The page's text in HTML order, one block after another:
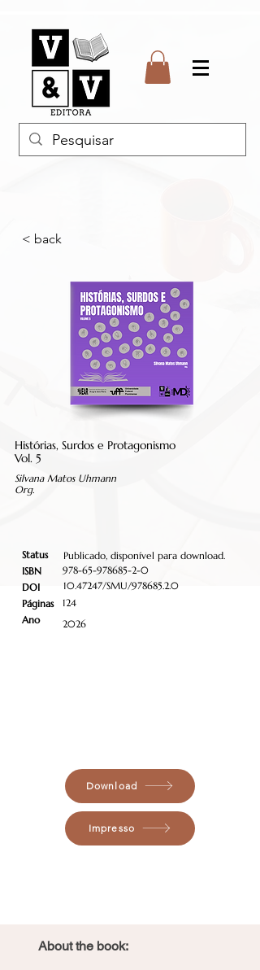
< back
Histórias, Surdos e Protagonismo
Vol. 5
Silvana Matos Uhmann
Org.
Status
ISBN
DOI
Páginas
Ano
Publicado, disponível para download.
10.47247/SMU/978685.2.0
124
2026
978-65-978685-2-0
Download
Impresso
About the book: